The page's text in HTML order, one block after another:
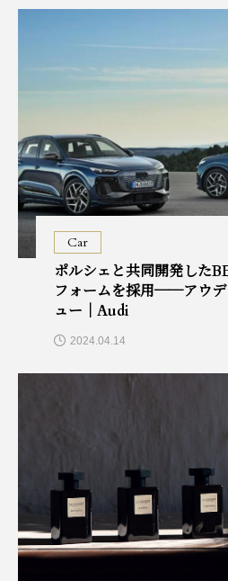
Car
ポルシェと共同開発した
フォームを採用──アウ
ュー｜Audi
2024.04.14